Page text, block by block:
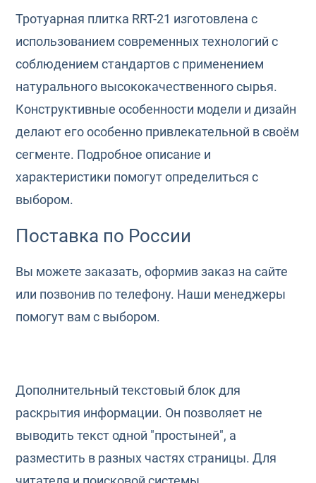
Тротуарная плитка RRT-21 изготовлена с
использованием современных технологий с
соблюдением стандартов с применением
натурального высококачественного сырья.
Конструктивные особенности модели и дизайн
делают его особенно привлекательной в своём
сегменте. Подробное описание и
характеристики помогут определиться с
выбором.
Поставка по России
Вы можете заказать, оформив заказ на сайте
или позвонив по телефону. Наши менеджеры
помогут вам с выбором.
Дополнительный текстовый блок для
раскрытия информации. Он позволяет не
выводить текст одной "простыней", а
разместить в разных частях страницы. Для